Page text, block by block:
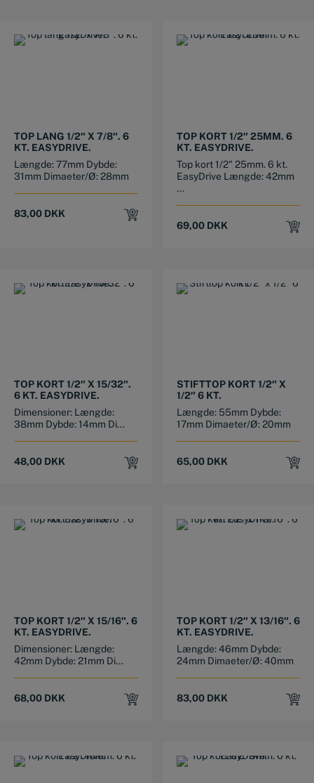
TOP LANG 1/2″ X 7/8″. 6
KT. EASYDRIVE.
Længde: 77mm Dybde:
31mm Dimaeter/Ø: 28mm
83,00 DKK
TOP KORT 1/2″ 25MM. 6
KT. EASYDRIVE.
Top kort 1/2" 25mm. 6 kt.
EasyDrive Længde: 42mm
...
69,00 DKK
TOP KORT 1/2″ X 15/32″.
6 KT. EASYDRIVE.
Dimensioner: Længde:
38mm Dybde: 14mm Di...
48,00 DKK
STIFTTOP KORT 1/2″ X
1/2″ 6 KT.
Længde: 55mm Dybde:
17mm Dimaeter/Ø: 20mm
65,00 DKK
TOP KORT 1/2″ X 15/16″. 6
KT. EASYDRIVE.
Dimensioner: Længde:
42mm Dybde: 21mm Di...
68,00 DKK
TOP KORT 1/2″ X 13/16″. 6
KT. EASYDRIVE.
Længde: 46mm Dybde:
24mm Dimaeter/Ø: 40mm
83,00 DKK